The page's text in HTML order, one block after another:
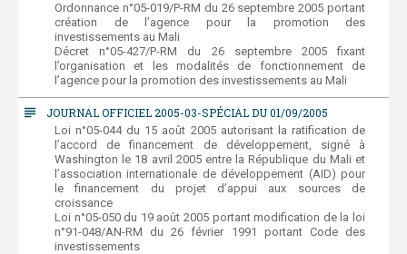
Ordonnance n°05-019/P-RM du 26 septembre 2005 portant
création de l’agence pour la promotion des
investissements au Mali
Décret n°05-427/P-RM du 26 septembre 2005 fixant
l’organisation et les modalités de fonctionnement de
l’agence pour la promotion des investissements au Mali
subject JOURNAL OFFICIEL 2005-03-SPÉCIAL DU 01/09/2005
Loi n°05-044 du 15 août 2005 autorisant la ratification de
l’accord de financement de développement, signé à
Washington le 18 avril 2005 entre la République du Mali et
l’association internationale de développement (AID) pour
le financement du projet d’appui aux sources de
croissance
Loi n°05-050 du 19 août 2005 portant modification de la loi
n°91-048/AN-RM du 26 février 1991 portant Code des
investissements